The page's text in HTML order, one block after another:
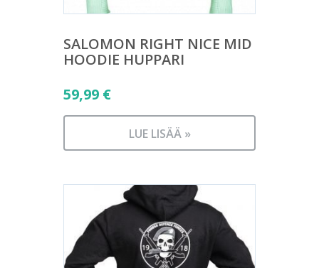
SALOMON RIGHT NICE MID
HOODIE HUPPARI
59,99 €
LUE LISÄÄ »